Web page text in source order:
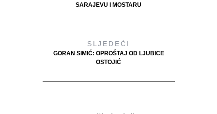
SARAJEVU I MOSTARU
SLJEDEĆI
GORAN SIMIĆ: OPROŠTAJ OD LJUBICE
OSTOJIĆ